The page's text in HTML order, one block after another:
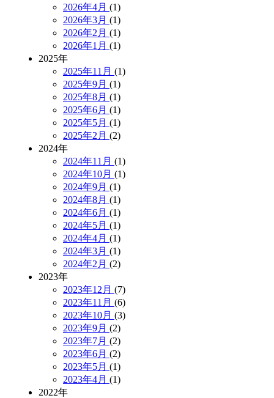
2026年4月 (1)
2026年3月 (1)
2026年2月 (1)
2026年1月 (1)
2025年
2025年11月 (1)
2025年9月 (1)
2025年8月 (1)
2025年6月 (1)
2025年5月 (1)
2025年2月 (2)
2024年
2024年11月 (1)
2024年10月 (1)
2024年9月 (1)
2024年8月 (1)
2024年6月 (1)
2024年5月 (1)
2024年4月 (1)
2024年3月 (1)
2024年2月 (2)
2023年
2023年12月 (7)
2023年11月 (6)
2023年10月 (3)
2023年9月 (2)
2023年7月 (2)
2023年6月 (2)
2023年5月 (1)
2023年4月 (1)
2022年